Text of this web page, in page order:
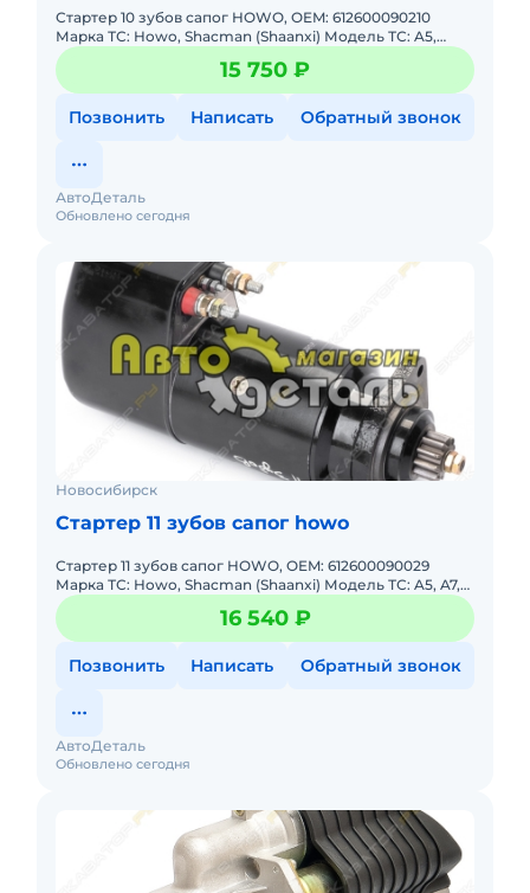
Стартер 10 зубов сапог HOWO, OEM: 612600090210
Марка ТС: Howo, Shacman (Shaanxi) Модель ТС: A5,
F2000 Модель двигателя: Weichai WD615 Годы выпуска:
2006-2021 Ти
15 750 ₽
Позвонить Написать Обратный звонок
Обновлено сегодня
АвтоДеталь
Новосибирск
Стартер 11 зубов сапог howo
Стартер 11 зубов сапог HOWO, OEM: 612600090029
Марка ТС: Howo, Shacman (Shaanxi) Модель ТС: A5, A7,
F2000, F3000 Годы выпуска: 2006-2021 Тип шасси:
Самосвал 6*4
16 540 ₽
Позвонить Написать Обратный звонок
Обновлено сегодня
АвтоДеталь